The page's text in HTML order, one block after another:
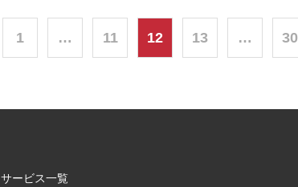
1 … 11 12 13 … 30
サービス一覧